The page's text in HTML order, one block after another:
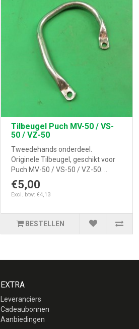
Tilbeugel Puch MV-50 / VS-
50 / VZ-50
Tweedehands onderdeel.
Originele Tilbeugel, geschikt voor
Puch MV-50 / VS-50 / VZ-50. ..
€5,00
Excl. btw: €4,13
BESTELLEN
EXTRA
Leveranciers
Cadeaubonnen
Aanbiedingen